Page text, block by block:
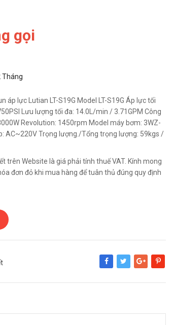
gọi
Tháng
áp lực Lutian LT-S19G Model LT-S19G Áp lực tối
Lưu lượng tối đa: 14.0L/min / 3.71GPM Công
Revolution: 1450rpm Model máy bơm: 3WZ-
AC~220V Trọng lượng./Tổng trọng lượng: 59kgs /
trên Website là giá phải tính thuế VAT. Kính mong
đơn đỏ khi mua hàng để tuân thủ đúng quy định
Share Tweet Google+Pinterest